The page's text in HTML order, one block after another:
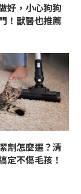
好，小心狗狗
！獸醫也推薦
劑怎麼選？清
定不傷毛孩！